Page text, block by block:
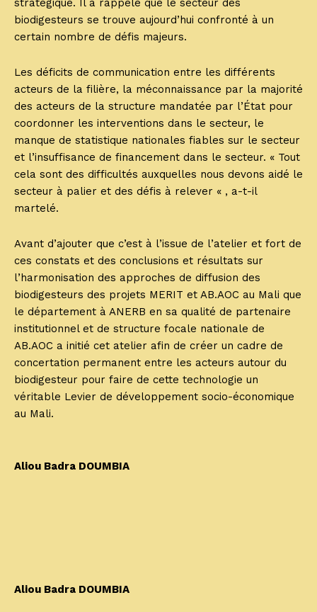
stratégique. Il a rappelé que le secteur des
biodigesteurs se trouve aujourd’hui confronté à un
certain nombre de défis majeurs.
Les déficits de communication entre les différents
acteurs de la filière, la méconnaissance par la majorité
des acteurs de la structure mandatée par l’État pour
coordonner les interventions dans le secteur, le
manque de statistique nationales fiables sur le secteur
et l’insuffisance de financement dans le secteur. « Tout
cela sont des difficultés auxquelles nous devons aidé le
secteur à palier et des défis à relever « , a-t-il
martelé.
Avant d’ajouter que c’est à l’issue de l’atelier et fort de
ces constats et des conclusions et résultats sur
l’harmonisation des approches de diffusion des
biodigesteurs des projets MERIT et AB.AOC au Mali que
le département à ANERB en sa qualité de partenaire
institutionnel et de structure focale nationale de
AB.AOC a initié cet atelier afin de créer un cadre de
concertation permanent entre les acteurs autour du
biodigesteur pour faire de cette technologie un
véritable Levier de développement socio-économique
au Mali.
Aliou Badra DOUMBIA
Aliou Badra DOUMBIA